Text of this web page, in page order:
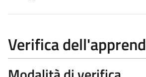
Verifica